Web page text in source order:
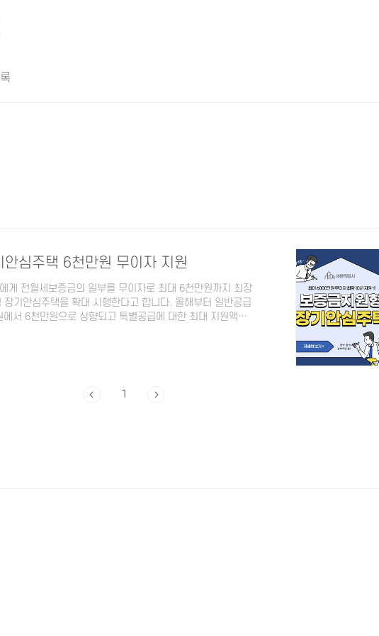
심주택 6천만원 무이자 지원
게 전월세보증금의 일부를 무이자로 최대 6천만원까지 최장
기안심주택을 확대 시행한다고 합니다. 올해부터 일반공급
서 6천만원으로 상향되고 특별공급에 대한 최대 지원액은
알아보시면 좋을 것 같습니다. 1. 보증금지원형 장기안심주
접수기간 및 신청방법 신청접수기간 - ..
1